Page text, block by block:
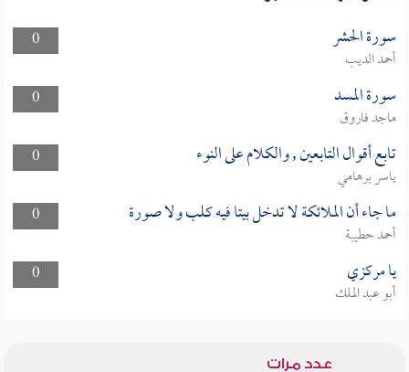
0 سورة الحشر
أحمد الديب
0
سورة المسد
ماجد فاروق
0
تابع أقوال التابعين , والكلام على النوء
ياسر برهامي
0
ما جاء أن الملائكة لا تدخل بيتا فيه كلب ولا صورة
أحمد حطيبة
0
يا مركزي
أبو عبد الملك
عدد مرات